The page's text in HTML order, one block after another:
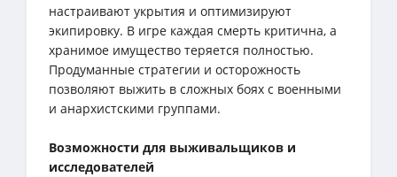
настраивают укрытия и оптимизируют
экипировку. В игре каждая смерть критична, а
хранимое имущество теряется полностью.
Продуманные стратегии и осторожность
позволяют выжить в сложных боях с военными
и анархистскими группами.
Возможности для выживальщиков и
исследователей